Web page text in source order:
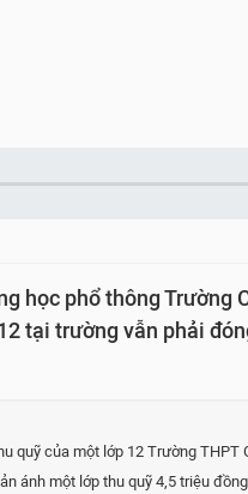
học phổ thông Trường
tại trường vẫn phải
quỹ của một lớp 12 Trường THPT
ánh một lớp thu quỹ 4,5 triệu